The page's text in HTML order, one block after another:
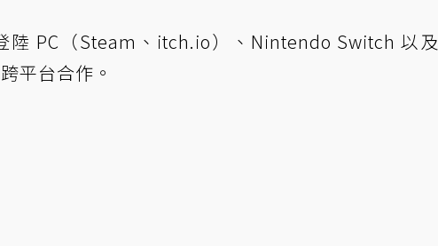
陸 PC（Steam、itch.io）、Nintendo Switch 以及
平台合作。